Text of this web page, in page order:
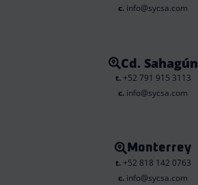
c. info@sycsa.com
Cd. Sahagún
t.+52 791 915 3113
c. info@sycsa.com
Monterrey
t.+52 818 142 0763
c. info@sycsa.com